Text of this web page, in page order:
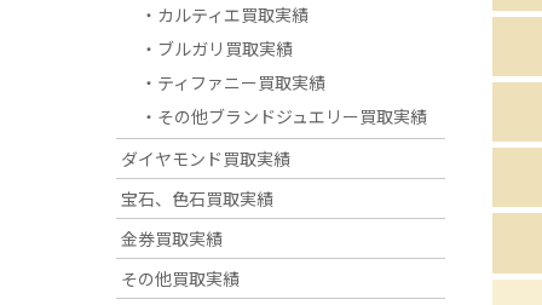
・カルティエ買取実績
・ブルガリ買取実績
・ティファニー買取実績
・その他ブランドジュエリー買取実績
ダイヤモンド買取実績
宝石、色石買取実績
金券買取実績
その他買取実績